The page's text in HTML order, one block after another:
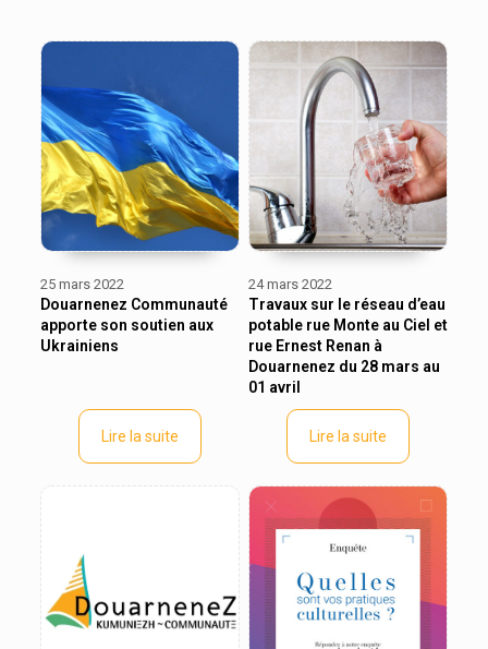
25 mars 2022
Douarnenez Communauté
apporte son soutien aux
Ukrainiens
Lire la suite
24 mars 2022
Travaux sur le réseau d’eau
potable rue Monte au Ciel et
rue Ernest Renan à
Douarnenez du 28 mars au
01 avril
Lire la suite